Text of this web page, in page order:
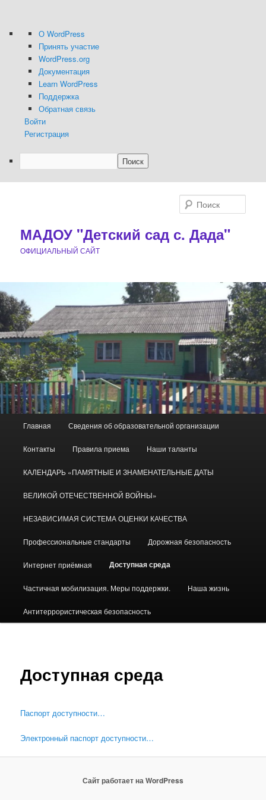
WordPress
О WordPress
Принять участие
WordPress.org
Документация
Learn WordPress
Поддержка
Обратная связь
Войти
Регистрация
Поиск
МАДОУ "Детский сад с. Дада"
ОФИЦИАЛЬНЫЙ САЙТ
Главная Сведения об образовательной организации
Контакты Правила приема Наши таланты
КАЛЕНДАРЬ «ПАМЯТНЫЕ И ЗНАМЕНАТЕЛЬНЫЕ ДАТЫ
ВЕЛИКОЙ ОТЕЧЕСТВЕННОЙ ВОЙНЫ»
НЕЗАВИСИМАЯ СИСТЕМА ОЦЕНКИ КАЧЕСТВА
Профессиональные стандарты Дорожная безопасность
Интернет приёмная Доступная среда
Частичная мобилизация. Меры поддержки. Наша жизнь
Антитеррористическая безопасность
Доступная среда
Паспорт доступности…
Электронный паспорт доступности…
Сайт работает на WordPress